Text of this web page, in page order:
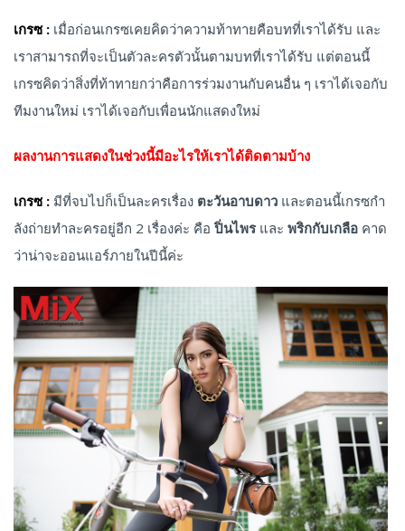
เกรซ : เมื่อก่อนเกรซเคยคิดว่าความท้าทายคือบทที่เราได้รับ และ
เราสามารถที่จะเป็นตัวละครตัวนั้นตามบทที่เราได้รับ แต่ตอนนี้
เกรซคิดว่าสิ่งที่ท้าทายกว่าคือการร่วมงานกับคนอื่น ๆ เราได้เจอกับ
ทีมงานใหม่ เราได้เจอกับเพื่อนนักแสดงใหม่
ผลงานการแสดงในช่วงนี้มีอะไรให้เราได้ติดตามบ้าง
เกรซ : มีที่จบไปก็เป็นละครเรื่อง ตะวันอาบดาว และตอนนี้เกรซกำ
ลังถ่ายทำละครอยู่อีก 2 เรื่องค่ะ คือ ปิ่นไพร และ พริกกับเกลือ คาด
ว่าน่าจะออนแอร์ภายในปีนี้ค่ะ